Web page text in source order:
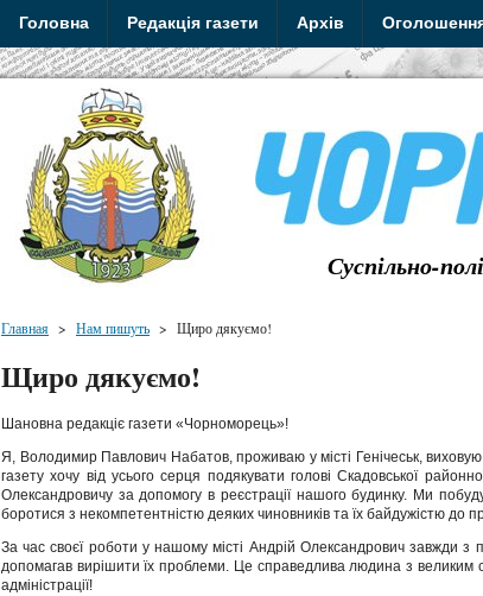
Головна Редакція газети Архів
Суспільно-
Главная > Нам пишуть > Щиро дякуємо!
Щиро дякуємо!
Шановна редакціє газети «Чорноморець»!
Я, Володимир Павлович Набатов, проживаю у місті Генічеськ,
газету хочу від усього серця подякувати голові Скадовської
Олександровичу за допомогу в реєстрації нашого будинку. Ми
боротися з некомпетентністю деяких чиновників та їх байдужістю до
За час своєї роботи у нашому місті Андрій Олександрович завжди з
допомагав вирішити їх проблеми. Це справедлива людина з
адміністрації!